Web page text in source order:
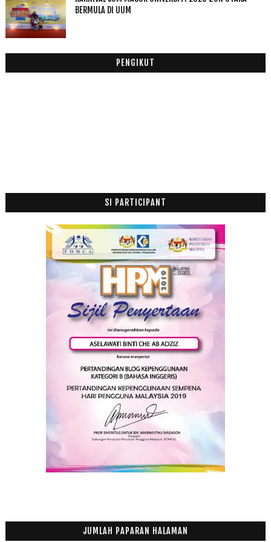
Tips Minum Sunnah Rasulullah SAW
Rasulullah SAW Ketawa Sehingga Menangis
Yahudi Yang Merindui Rasulullah SAW
30 Kelebihan Selawat Ke Atas Nabi
Sakit Hati Bila Anak Buat Sepah
Pak cik Henset sudah dapat duit dia semula
Bila Kucing Tersepit
Burger Port Lepak
Peraduan Jemputan Malam Gala Langit Cinta
Tips Buang Lemak Turun Temurun
Adakah Anak Kita Sebegini?
Manage Your Laudry
Filem Yahudi dan Al Quran
Kes Tipu Pakcik Beli Handset
Dah Rasa Daging Bakar Chenta Mama
Terpaksa Tolak Rezeki
Bil Makan Tengahari 19 Orang, RM1,131
Jalan-jalan Cari Makan Nasi Daging Bakar Femes di ...
Ikan Tongkol Gulai Kuning
Nana Juara Gegar Vaganza 2
Puding Roti Kukus
Bila Mahasiswa Berhujah Di Persidangan UMNO
BERMULA DI UUM
PENGIKUT
SI PARTICIPANT
JUMLAH PAPARAN HALAMAN